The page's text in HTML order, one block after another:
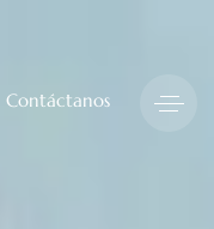
Contáctanos